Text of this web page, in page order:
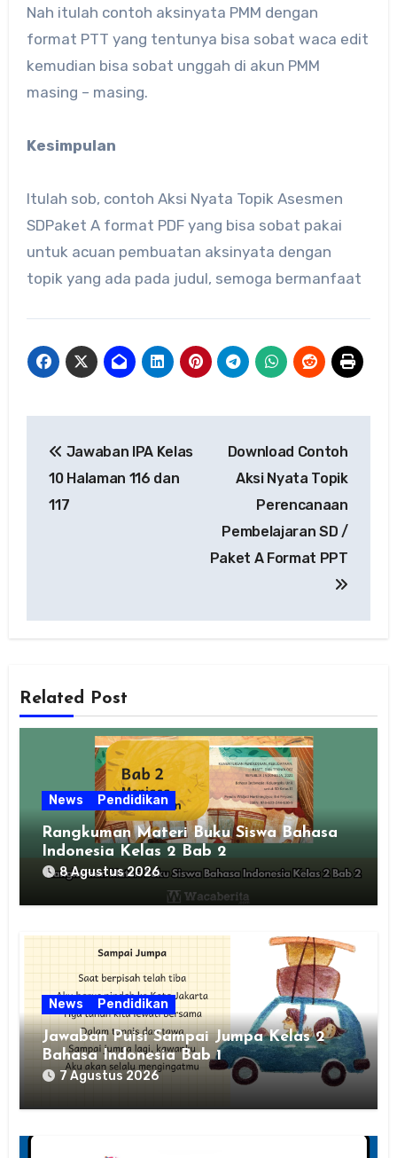
Nah itulah contoh aksinyata PMM dengan
format PTT yang tentunya bisa sobat waca edit
kemudian bisa sobat unggah di akun PMM
masing – masing.
Kesimpulan
Itulah sob, contoh Aksi Nyata Topik Asesmen
SDPaket A format PDF yang bisa sobat pakai
untuk acuan pembuatan aksinyata dengan
topik yang ada pada judul, semoga bermanfaat
pos
Jawaban IPA Kelas
10 Halaman 116 dan
117
Download Contoh
Aksi Nyata Topik
Perencanaan
Pembelajaran SD /
Paket A Format PPT
Related Post
News Pendidikan
Rangkuman Materi Buku Siswa Bahasa
Indonesia Kelas 2 Bab 2
8 Agustus 2026
News Pendidikan
Jawaban Puisi Sampai Jumpa Kelas 2
Bahasa Indonesia Bab 1
7 Agustus 2026